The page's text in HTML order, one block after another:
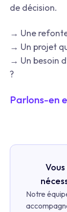
de décision.
→ Une
→ Un projet
→ Un besoin
?
Parlons-en
Notre